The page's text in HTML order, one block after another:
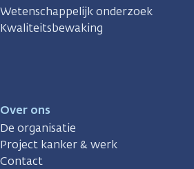
Wetenschappelijk onderzoek
Kwaliteitsbewaking
Over ons
De organisatie
Project kanker & werk
Contact